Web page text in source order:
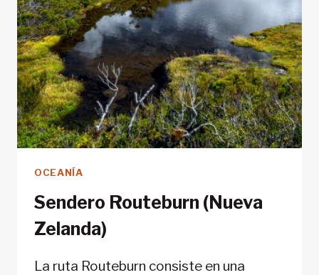
OCEANÍA
Sendero Routeburn (Nueva
Zelanda)
La ruta Routeburn consiste en una